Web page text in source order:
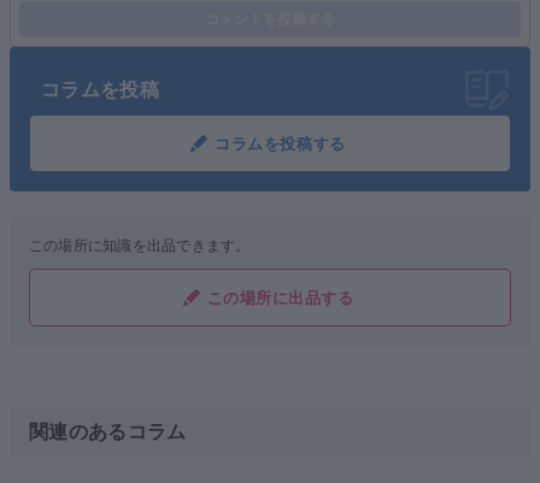
コラムを投稿
コラムを投稿する
この場所に知識を出品できます。
この場所に出品する
関連のあるコラム